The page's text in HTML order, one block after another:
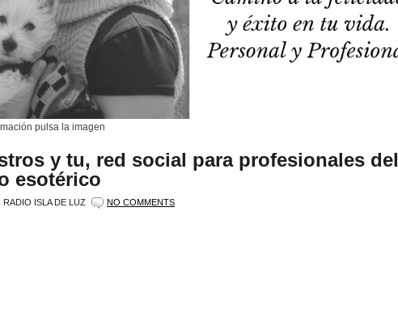
pulsa la imagen
y tu, red social para profesionales del
esotérico
RADIO ISLA DE LUZ NO COMMENTS